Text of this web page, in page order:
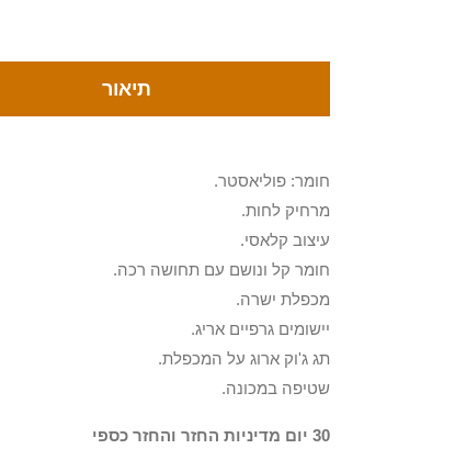
תיאור
חומר: פוליאסטר.
מרחיק לחות.
עיצוב קלאסי.
חומר קל ונושם עם תחושה רכה.
מכפלת ישרה.
יישומים גרפיים אריג.
תג ג'וק ארוג על המכפלת.
שטיפה במכונה.
30 יום מדיניות החזר והחזר כספי